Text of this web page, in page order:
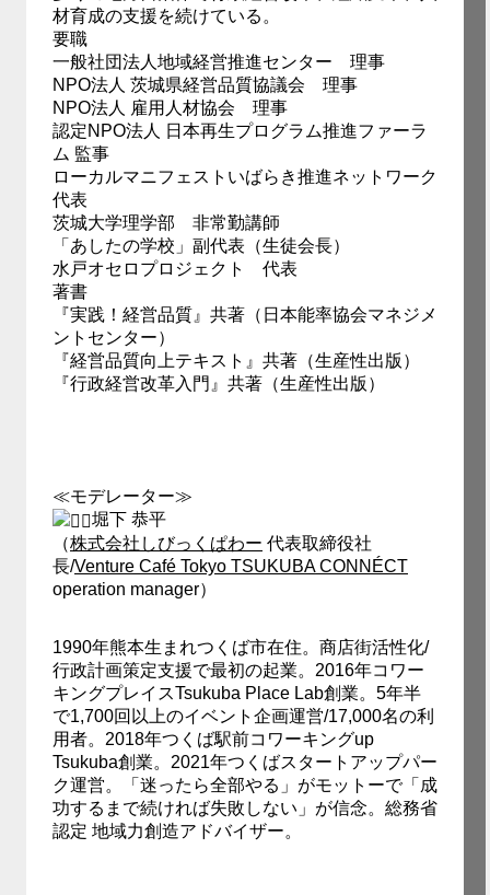
材育成の支援を続けている。
要職
一般社団法人地域経営推進センター 理事
NPO法人 茨城県経営品質協議会 理事
NPO法人 雇用人材協会 理事
認定NPO法人 日本再生プログラム推進ファーラ
ム 監事
ローカルマニフェストいばらき推進ネットワーク
代表
茨城大学理学部 非常勤講師
「あしたの学校」副代表（生徒会長）
水戸オセロプロジェクト 代表
著書
『実践！経営品質』共著（日本能率協会マネジメ
ントセンター）
『経営品質向上テキスト』共著（生産性出版）
『行政経営改革入門』共著（生産性出版）
≪モデレーター≫
堀下 恭平
（株式会社しびっくぱわー 代表取締役社
長/Venture Café Tokyo TSUKUBA CONNÉCT
operation manager）
1990年熊本生まれつくば市在住。商店街活性化/
行政計画策定支援で最初の起業。2016年コワー
キングプレイスTsukuba Place Lab創業。5年半
で1,700回以上のイベント企画運営/17,000名の利
用者。2018年つくば駅前コワーキングup
Tsukuba創業。2021年つくばスタートアップパー
ク運営。「迷ったら全部やる」がモットーで「成
功するまで続ければ失敗しない」が信念。総務省
認定 地域力創造アドバイザー。